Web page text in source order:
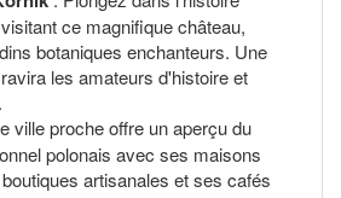
ce magnifique château,
botaniques enchanteurs. Une
les amateurs d'histoire et
ville proche offre un aperçu du
polonais avec ses maisons
artisanales et ses cafés